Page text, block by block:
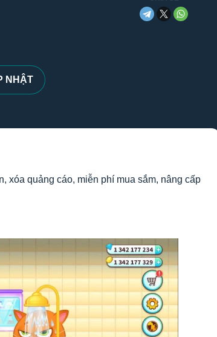
NHẬT
xóa quảng cáo, miễn phí mua sắm, nâng cấp